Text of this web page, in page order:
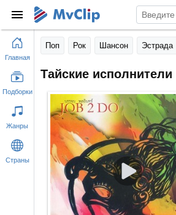
Поп Рок Шансон Эстрада
Тайские исполнители
Главная
Подборки
Жанры
Страны